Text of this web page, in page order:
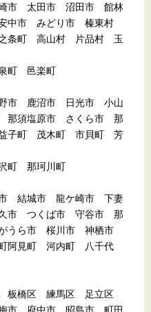
市 太田市 沼田市 館林
中市 みどり市 榛東村
条町 高山村 片品村 玉
町 邑楽町
市 鹿沼市 日光市 小山
須塩原市 さくら市 那
子町 茂木町 市貝町 芳
町 那珂川町
結城市 龍ケ崎市 下妻
市 つくば市 守谷市 那
うら市 桜川市 神栖市
阿見町 河内町 八千代
板橋区 練馬区 足立区